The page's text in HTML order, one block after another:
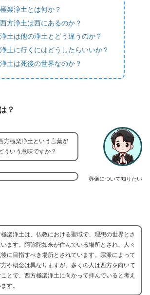
楽浄土とは何か？
方浄土は西にあるのか？
土は他の浄土とどう違うのか？
土に行くにはどうしたらいいか？
土は死後の世界なのか？
？
葬儀について知りたい
方極楽浄土という言葉が
ういう意味ですか？
楽浄土は、仏教における聖域で、理想の世界とさ
ます。阿弥陀如来が住んでいる場所とされ、人々
に目指すべき場所とされています。宗派によって
や概念は異なりますが、多くの人は西方を向いて
とで、西方極楽浄土に向かって拝んでいると考え
す。